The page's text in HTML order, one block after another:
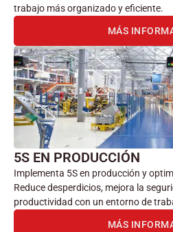
trabajo más organizado y eficiente.
MÁS
5S EN PRODUCCIÓN
Implementa 5S en producción y
Reduce desperdicios, mejora la
productividad con un entorno de
MÁS